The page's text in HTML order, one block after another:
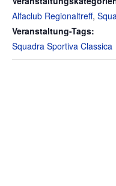
Alfaclub Regionaltreff,
Veranstaltung-Tags:
Squadra Sportiva Classica